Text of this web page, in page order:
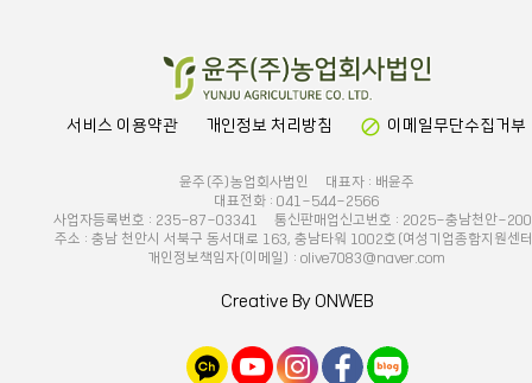
서비스 이용약관 개인정보 처리방침 block 이메일무단수집거부
윤주(주)농업회사법인 대표자 : 배윤주
대표전화 : 041-544-2566
사업자등록번호 : 235-87-03341 통신판매업신고번호 : 2025-충남천안-
주소 : 충남 천안시 서북구 동서대로 163, 충남타워 1002호(여성기업종합지원센
개인정보책임자(이메일) : olive7083@naver.com
Creative By ONWEB